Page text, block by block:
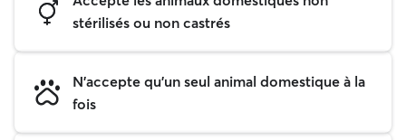
stérilisés ou non castrés
N'accepte qu'un seul animal domestique à la
fois